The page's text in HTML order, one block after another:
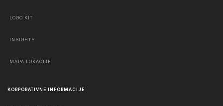
LOGO KIT
INSIGHTS
MAPA LOKACIJE
KORPORATIVNE INFORMACIJE